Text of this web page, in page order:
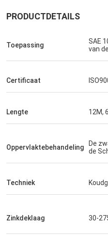
Ervoor gezorgde Vivian had ik een
herhalingsklant kende zij onze
productvereisten zelfs zonder me
PRODUCTDETAILS
Toepassing
SAE
van
Certificaat
Lengte 12M,
Oppervlaktebehandeling
De
de
Techniek
Zinkdeklaag 30-